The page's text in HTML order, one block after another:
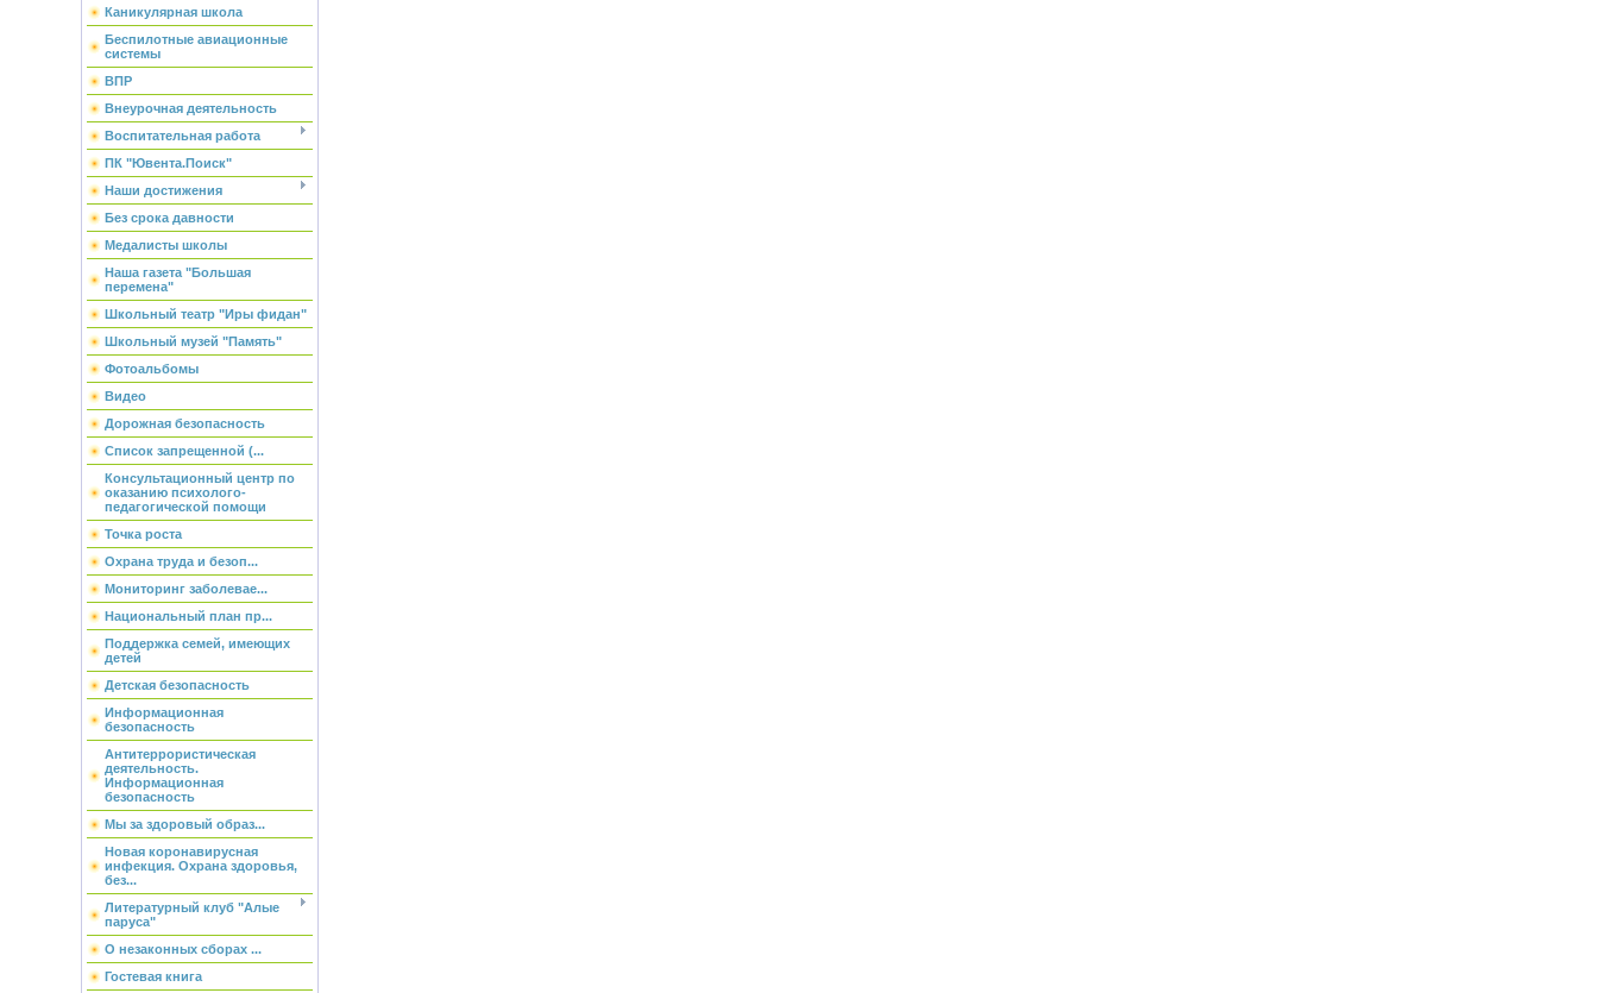
Каникулярная школа
Беспилотные авиационные
системы
ВПР
Внеурочная деятельность
Воспитательная работа
ПК "Ювента.Поиск"
Наши достижения
Без срока давности
Медалисты школы
Наша газета "Большая
перемена"
Школьный театр "Иры фидан"
Школьный музей "Память"
Фотоальбомы
Видео
Дорожная безопасность
Список запрещенной (...
Консультационный центр по
оказанию психолого-
педагогической помощи
Точка роста
Охрана труда и безоп...
Мониторинг заболевае...
Национальный план пр...
Поддержка семей, имеющих
детей
Детская безопасность
Информационная
безопасность
Антитеррористическая
деятельность.
Информационная
безопасность
Мы за здоровый образ...
Новая коронавирусная
инфекция. Охрана здоровья,
без...
Литературный клуб "Алые
паруса"
О незаконных сборах ...
Гостевая книга